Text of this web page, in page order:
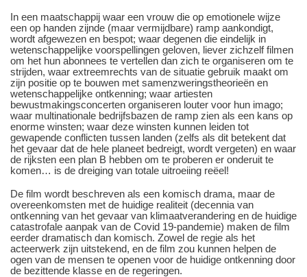
In een maatschappij waar een vrouw die op emotionele wijze
een op handen zijnde (maar vermijdbare) ramp aankondigt,
wordt afgewezen en bespot; waar degenen die eindelijk in
wetenschappelijke voorspellingen geloven, liever zichzelf filmen
om het hun abonnees te vertellen dan zich te organiseren om te
strijden, waar extreemrechts van de situatie gebruik maakt om
zijn positie op te bouwen met samenzweringstheorieën en
wetenschappelijke ontkenning; waar artiesten
bewustmakingsconcerten organiseren louter voor hun imago;
waar multinationale bedrijfsbazen de ramp zien als een kans op
enorme winsten; waar deze winsten kunnen leiden tot
gewapende conflicten tussen landen (zelfs als dit betekent dat
het gevaar dat de hele planeet bedreigt, wordt vergeten) en waar
de rijksten een plan B hebben om te proberen er onderuit te
komen… is de dreiging van totale uitroeiing reëel!
De film wordt beschreven als een komisch drama, maar de
overeenkomsten met de huidige realiteit (decennia van
ontkenning van het gevaar van klimaatverandering en de huidige
catastrofale aanpak van de Covid 19-pandemie) maken de film
eerder dramatisch dan komisch. Zowel de regie als het
acteerwerk zijn uitstekend, en de film zou kunnen helpen de
ogen van de mensen te openen voor de huidige ontkenning door
de bezittende klasse en de regeringen.